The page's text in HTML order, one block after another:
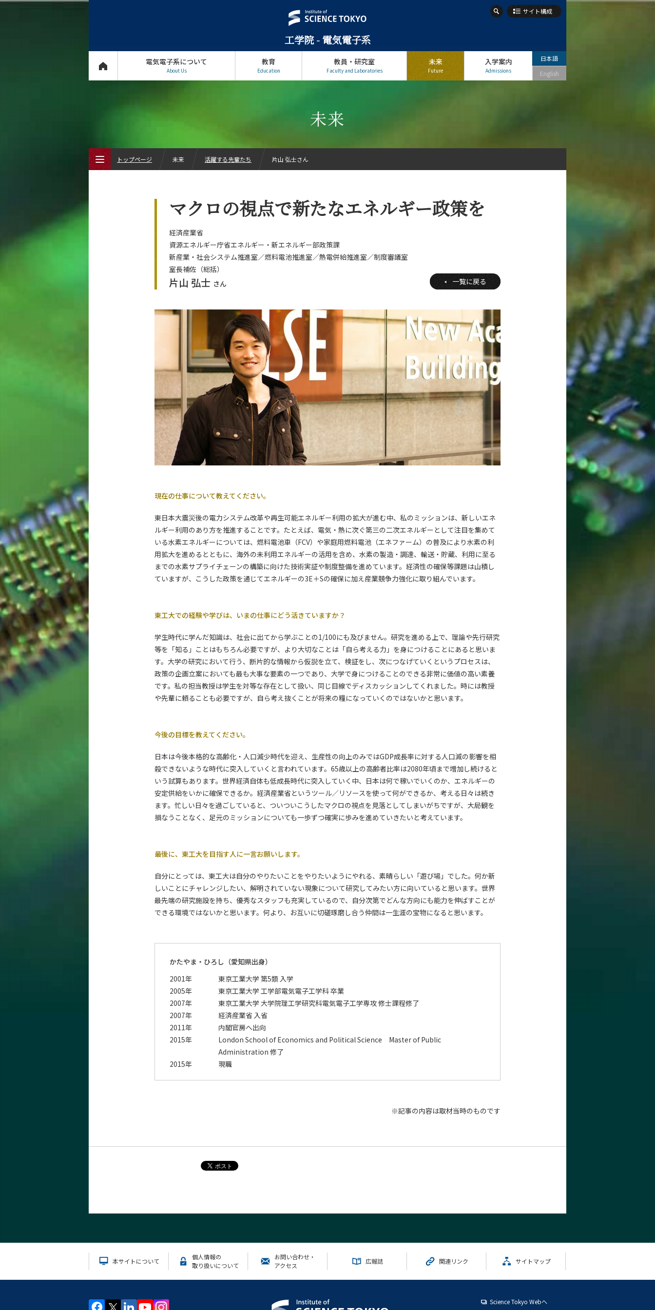
工学院 - 電気電子系
サイト構成
電気電子系について
About Us
教育
Education
教員・研究室
Faculty and Laboratories
未来
Future
入学案内
Admissions
日本語
English
未来
マクロの視点で新たなエネルギー政策を
経済産業省
資源エネルギー庁省エネルギー・新エネルギー部政策課
新産業・社会システム推進室／燃料電池推進室／熱電併給推進室／制度審議室
室長補佐（総括）
片山 弘士 さん 一覧に戻る
現在の仕事について教えてください。
東日本大震災後の電力システム改革や再生可能エネルギー利用の拡大が進む中、私のミッションは、新しいエネ
ルギー利用のあり方を推進することです。たとえば、電気・熱に次ぐ第三の二次エネルギーとして注目を集めて
いる水素エネルギーについては、燃料電池車（FCV）や家庭用燃料電池（エネファーム）の普及により水素の利
用拡大を進めるとともに、海外の未利用エネルギーの活用を含め、水素の製造・調達、輸送・貯蔵、利用に至る
までの水素サプライチェーンの構築に向けた技術実証や制度整備を進めています。経済性の確保等課題は山積し
ていますが、こうした政策を通じてエネルギーの3E＋Sの確保に加え産業競争力強化に取り組んでいます。
東工大での経験や学びは、いまの仕事にどう活きていますか？
学生時代に学んだ知識は、社会に出てから学ぶことの1/100にも及びません。研究を進める上で、理論や先行研究
等を「知る」ことはもちろん必要ですが、より大切なことは「自ら考える力」を身につけることにあると思いま
す。大学の研究において行う、断片的な情報から仮説を立て、検証をし、次につなげていくというプロセスは、
政策の企画立案においても最も大事な要素の一つであり、大学で身につけることのできる非常に価値の高い素養
です。私の担当教授は学生を対等な存在として扱い、同じ目線でディスカッションしてくれました。時には教授
や先輩に頼ることも必要ですが、自ら考え抜くことが将来の糧になっていくのではないかと思います。
今後の目標を教えてください。
日本は今後本格的な高齢化・人口減少時代を迎え、生産性の向上のみではGDP成長率に対する人口減の影響を相
殺できないような時代に突入していくと言われています。65歳以上の高齢者比率は2080年頃まで増加し続けると
いう試算もあります。世界経済自体も低成長時代に突入していく中、日本は何で稼いでいくのか、エネルギーの
安定供給をいかに確保できるか。経済産業省というツール／リソースを使って何ができるか、考える日々は続き
ます。忙しい日々を過ごしていると、ついついこうしたマクロの視点を見落としてしまいがちですが、大局観を
損なうことなく、足元のミッションについても一歩ずつ確実に歩みを進めていきたいと考えています。
最後に、東工大を目指す人に一言お願いします。
自分にとっては、東工大は自分のやりたいことをやりたいようにやれる、素晴らしい「遊び場」でした。何か新
しいことにチャレンジしたい、解明されていない現象について研究してみたい方に向いていると思います。世界
最先端の研究施設を持ち、優秀なスタッフも充実しているので、自分次第でどんな方向にも能力を伸ばすことが
できる環境ではないかと思います。何より、お互いに切磋琢磨し合う仲間は一生涯の宝物になると思います。
かたやま・ひろし（愛知県出身）
2001年
東京工業大学 第5類 入学
2005年
東京工業大学 工学部電気電子工学科 卒業
2007年
東京工業大学 大学院理工学研究科電気電子工学専攻 修士課程修了
2007年
経済産業省 入省
2011年
内閣官房へ出向
2015年
London School of Economics and Political Science Master of Public
Administration 修了
2015年
現職
※記事の内容は取材当時のものです
本サイトについて
個人情報の
取り扱いについて
お問い合わせ・
アクセス
広報誌 関連リンク サイトマップ
Science Tokyo Webヘ
トップページ 未来 活躍する先輩たち 片山 弘士さん
新村 直人さん
イベントカレンダー